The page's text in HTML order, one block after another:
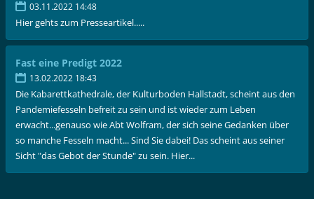
03.11.2022 14:48
Hier gehts zum Presseartikel.....
Fast eine Predigt 2022
13.02.2022 18:43
Die Kabarettkathedrale, der Kulturboden Hallstadt, scheint aus den
Pandemiefesseln befreit zu sein und ist wieder zum Leben
erwacht...genauso wie Abt Wolfram, der sich seine Gedanken über
so manche Fesseln macht... Sind Sie dabei! Das scheint aus seiner
Sicht "das Gebot der Stunde" zu sein. Hier...